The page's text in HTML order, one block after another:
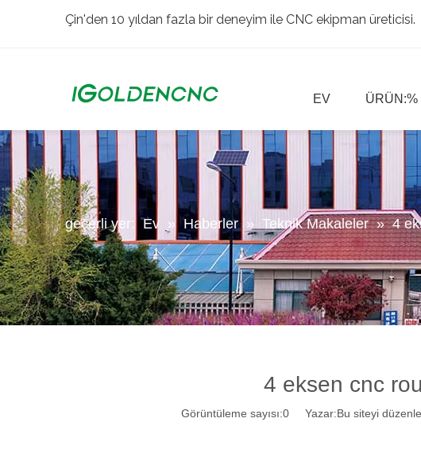
Çin'den 10 yıldan fazla bir deneyim ile CNC ekipman üreticisi.
EV ÜRÜN:%
geçerli yer: Ev » Haberler » Teknik Makaleler » 4
4 eksen cnc
Görüntüleme sayısı:0 Yazar:Bu siteyi